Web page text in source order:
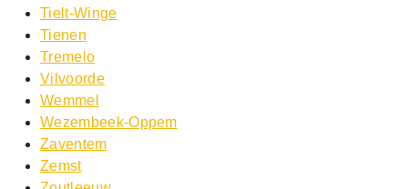
Tielt-Winge
Tienen
Tremelo
Vilvoorde
Wemmel
Wezembeek-Oppem
Zaventem
Zemst